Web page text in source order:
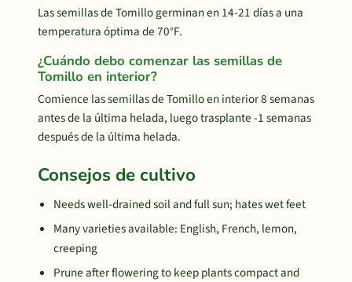
Las semillas de Tomillo germinan en 14-21 días a una
temperatura óptima de 70°F.
¿Cuándo debo comenzar las semillas de
Tomillo en interior?
Comience las semillas de Tomillo en interior 8 semanas
antes de la última helada, luego trasplante -1 semanas
después de la última helada.
Consejos de cultivo
Needs well-drained soil and full sun; hates wet feet
Many varieties available: English, French, lemon,
creeping
Prune after flowering to keep plants compact and